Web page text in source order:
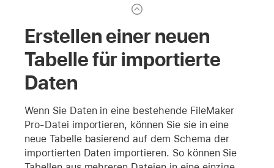
Erstellen einer neuen
Tabelle für importierte
Daten
Wenn Sie Daten in eine bestehende FileMaker
Pro-Datei importieren, können Sie sie in eine
neue Tabelle basierend auf dem Schema der
importierten Daten importieren. So können Sie